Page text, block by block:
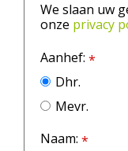
We slaan uw
onze privacy
Aanhef: *
Dhr.
Mevr.
Naam: *